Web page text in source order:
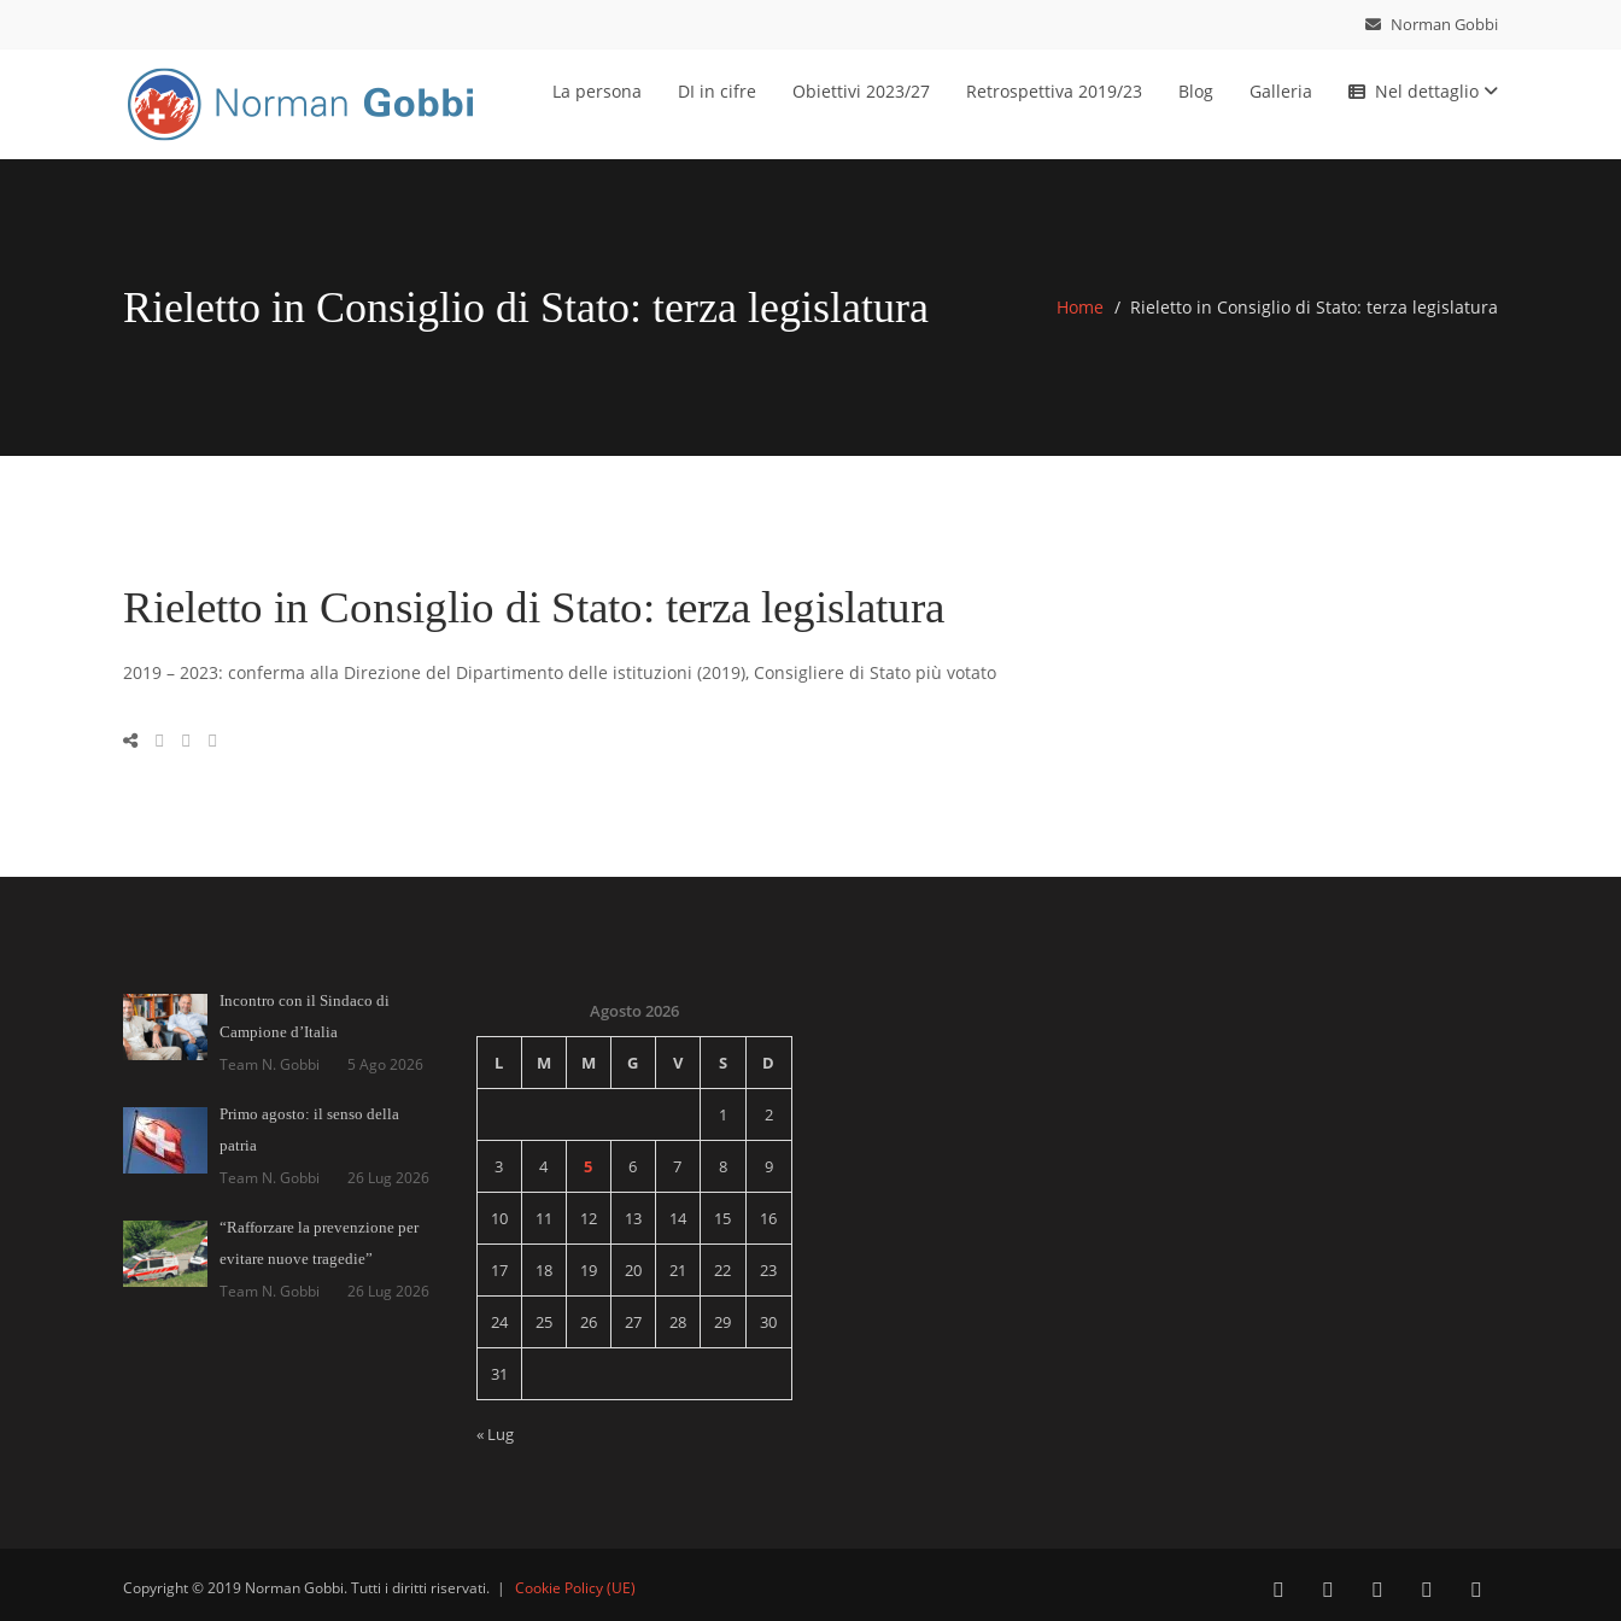
Norman Gobbi
La persona DI in cifre Obiettivi 2023/27 Retrospettiva 2019/23 Blog Galleria Nel dettaglio
Rieletto in Consiglio di Stato: terza legislatura Home Rieletto in Consiglio di Stato: terza legislatura
Rieletto in Consiglio di Stato: terza legislatura
2019 – 2023: conferma alla Direzione del Dipartimento delle istituzioni (2019), Consigliere di Stato più votato
Incontro con il Sindaco di
Campione d’Italia
Team N. Gobbi 5 Ago 2026
Primo agosto: il senso della
patria
Team N. Gobbi 26 Lug 2026
“Rafforzare la prevenzione per
evitare nuove tragedie”
Team N. Gobbi 26 Lug 2026
Agosto 2026
L M M G V S D
1 2
3 4 5 6 7 8 9
10 11 12 13 14 15 16
17 18 19 20 21 22 23
24 25 26 27 28 29 30
31
« Lug
Copyright © 2019 Norman Gobbi. Tutti i diritti riservati. | Cookie Policy (UE)